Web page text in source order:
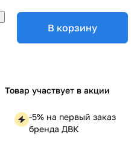
В корзину
Товар участвует в акции
-5% на первый заказ
бренда ДВК